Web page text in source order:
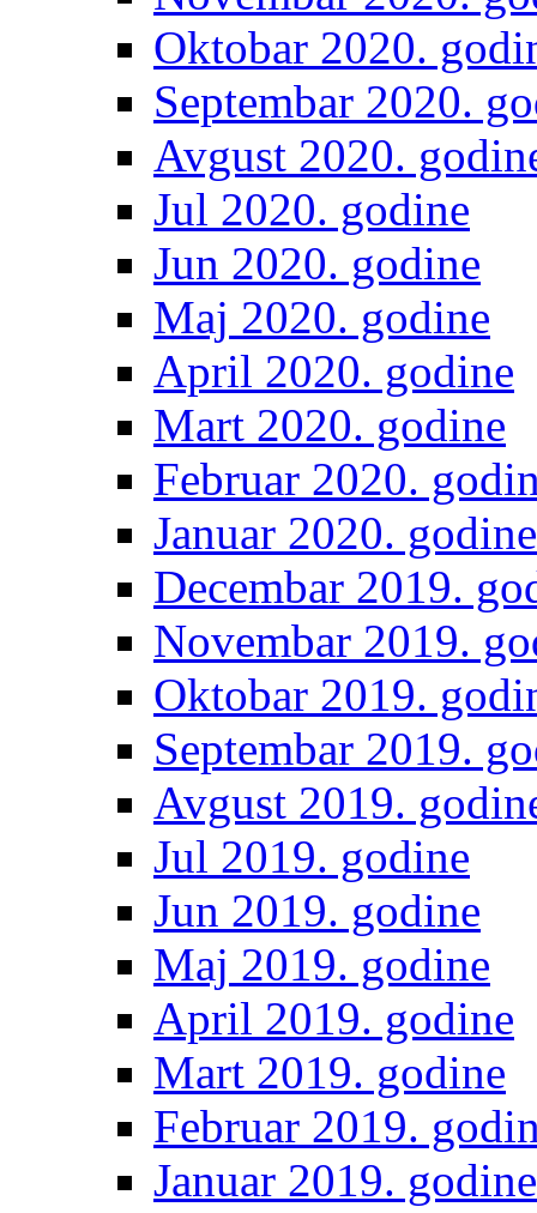
Oktobar 2020.
Septembar 2020.
Avgust 2020.
Jul 2020. godine
Jun 2020. godine
Maj 2020. godine
April 2020. godine
Mart 2020. godine
Februar 2020.
Januar 2020. godine
Decembar 2019.
Novembar 2019.
Oktobar 2019.
Septembar 2019.
Avgust 2019.
Jul 2019. godine
Jun 2019. godine
Maj 2019. godine
April 2019. godine
Mart 2019. godine
Februar 2019.
Januar 2019. godine